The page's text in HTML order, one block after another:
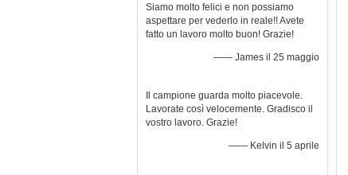
Siamo molto felici e non possiamo
aspettare per vederlo in reale!! Avete
fatto un lavoro molto buon! Grazie!
—— James il 25 maggio
Il campione guarda molto piacevole.
Lavorate così velocemente. Gradisco il
vostro lavoro. Grazie!
—— Kelvin il 5 aprile